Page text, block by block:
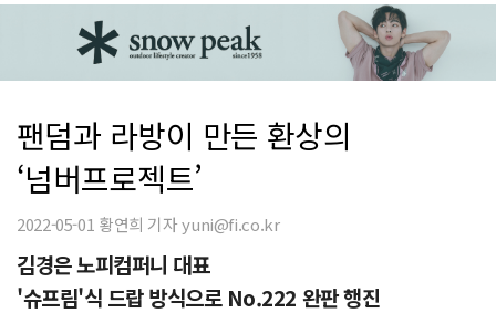
팬덤과 라방이 만든 환상의
‘넘버프로젝트’
2022-05-01 황연희 기자 yuni@fi.co.kr
김경은 노피컴퍼니 대표
'슈프림'식 드랍 방식으로 No.222 완판 행진